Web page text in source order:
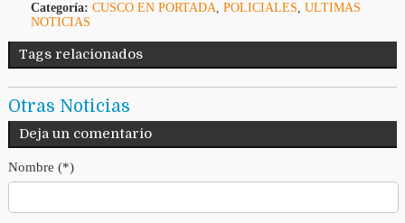
Categoría: CUSCO EN PORTADA, POLICIALES, ULTIMAS
NOTICIAS
Tags relacionados
Otras Noticias
Deja un comentario
Nombre (*)